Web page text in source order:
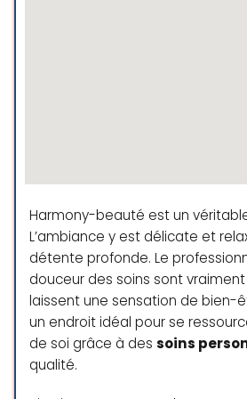
mène
appréciable en
Je recommande à
parenthèse bien-
absolument.
Harmony-beauté est un
L’ambiance y est délicate et
détente profonde. Le
douceur des soins sont
laissent une sensation de bien-
un endroit idéal pour se
de soi grâce à des soins
qualité.